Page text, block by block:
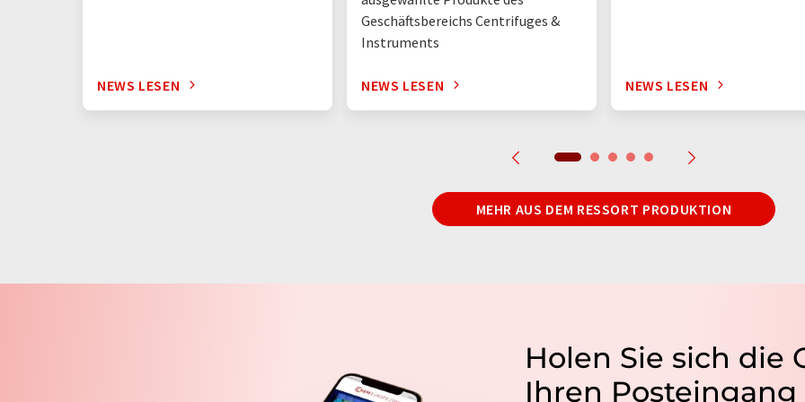
NEWS LESEN
Geschäftsbereichs Centrifuges &
Instruments
NEWS LESEN NEWS LESEN
MEHR AUS DEM RESSORT PRODUKTION
Holen Sie sich die
Ihren Posteingang